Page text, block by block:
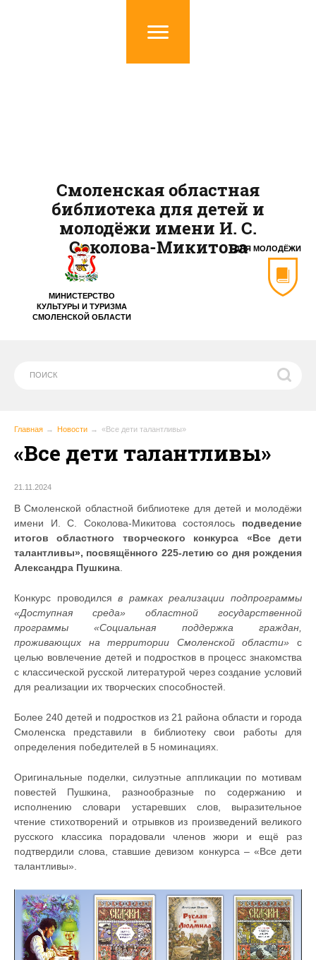
МИНИСТЕРСТВО
КУЛЬТУРЫ И ТУРИЗМА
СМОЛЕНСКОЙ ОБЛАСТИ
ДЛЯ МОЛОДЁЖИ
Смоленская областная
библиотека для детей и
молодёжи имени И. С.
Соколова-Микитова
Главная Новости «Все дети талантливы»
«Все дети талантливы»
21.11.2024
В Смоленской областной библиотеке для детей и молодёжи
имени И. С. Соколова-Микитова состоялось подведение
итогов областного творческого конкурса «Все дети
талантливы», посвящённого 225-летию со дня рождения
Александра Пушкина
Конкурс проводилсяв рамках реализации подпрограммы
«Доступная среда» областной государственной
программы «Социальная поддержка граждан,
проживающих на территории Смоленской области» с
целью вовлечение детей и подростков в процесс знакомства
с классической русской литературой через создание условий
для реализации их творческих способностей.
Более 240 детей и подростков из 21 района области и города
Смоленска представили в библиотеку свои работы для
определения победителей в 5 номинациях.
Оригинальные поделки, силуэтные аппликации по мотивам
повестей Пушкина, разнообразные по содержанию и
исполнению словари устаревших слов, выразительное
чтение стихотворений и отрывков из произведений великого
русского классика порадовали членов жюри и ещё раз
подтвердили слова, ставшие девизом конкурса – «Все дети
талантливы».